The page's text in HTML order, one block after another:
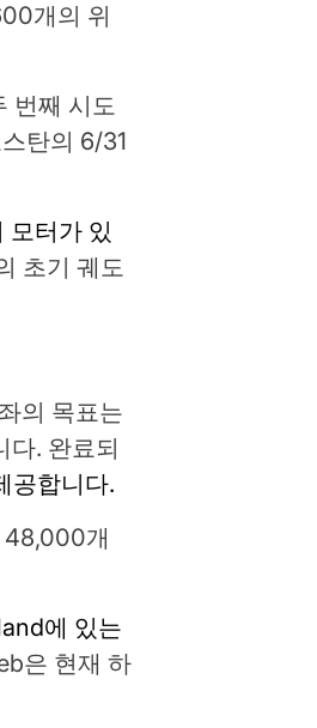
개의 위
번째 시도
탄의 6/31
터가 있
초기 궤도
의 목표는
다. 완료되
공합니다.
48,000개
에 있는
은 현재 하